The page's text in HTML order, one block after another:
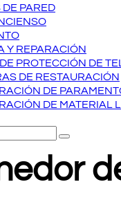
DE PARED
Y REPARACIÓN
PROTECCIÓN DE
DE RESTAURACIÓN
DE
DE MATERIAL
Enviar